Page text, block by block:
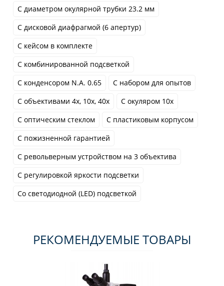
С диаметром окулярной трубки 23.2 мм
С дисковой диафрагмой (6 апертур)
С кейсом в комплекте
С комбинированной подсветкой
С конденсором N.A. 0.65
С набором для опытов
С объективами 4x, 10x, 40x
С окуляром 10x
С оптическим стеклом
С пластиковым корпусом
С пожизненной гарантией
С револьверным устройством на 3 объектива
С регулировкой яркости подсветки
Со светодиодной (LED) подсветкой
РЕКОМЕНДУЕМЫЕ ТОВАРЫ